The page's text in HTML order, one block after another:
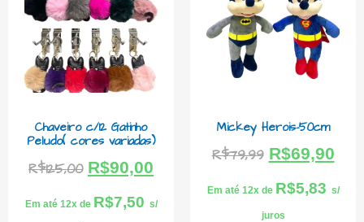
Chaveiro c/12 Gatinho
Peludo( cores variadas)
R$125,00 R$90,00
Em até 12x de R$7,50 s/
Mickey Herois-50cm
R$79,99 R$69,90
Em até 12x de R$5,83 s/
juros